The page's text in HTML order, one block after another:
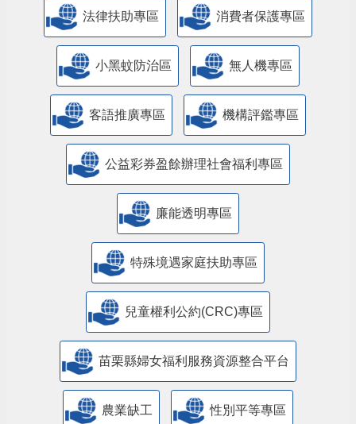
法律扶助專區 消費者保護專區
小黑蚊防治區 無人機專區
客語推廣專區 機構評鑑專區
公益彩券盈餘辦理社會福利專區
廉能透明專區
特殊境遇家庭扶助專區
兒童權利公約(CRC)專區
苗栗縣婦女福利服務資源整合平台
農業缺工 性別平等專區